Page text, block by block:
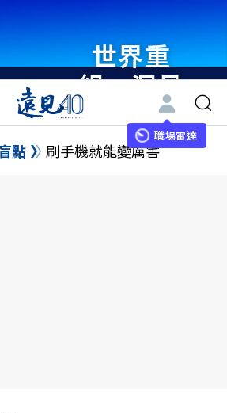
世界重
組・洞見
未來 與
世界領袖
職場雷達
點 刷手機就能變厲害